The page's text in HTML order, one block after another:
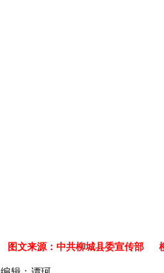
图文来源：中共柳城县委宣传部